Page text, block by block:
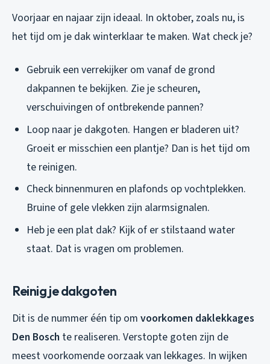
Voorjaar en najaar zijn ideaal. In oktober, zoals nu, is
het tijd om je dak winterklaar te maken. Wat check je?
Gebruik een verrekijker om vanaf de grond
dakpannen te bekijken. Zie je scheuren,
verschuivingen of ontbrekende pannen?
Loop naar je dakgoten. Hangen er bladeren uit?
Groeit er misschien een plantje? Dan is het tijd om
te reinigen.
Check binnenmuren en plafonds op vochtplekken.
Bruine of gele vlekken zijn alarmsignalen.
Heb je een plat dak? Kijk of er stilstaand water
staat. Dat is vragen om problemen.
Reinig je dakgoten
Dit is de nummer één tip om voorkomen daklekkages
Den Bosch te realiseren. Verstopte goten zijn de
meest voorkomende oorzaak van lekkages. In wijken